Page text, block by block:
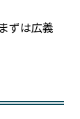
ずは広義